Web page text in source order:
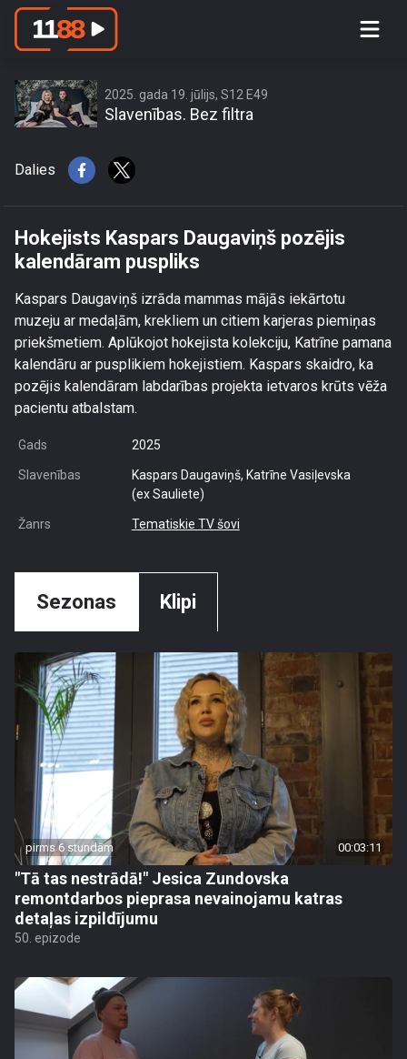
Hokejists Kaspars Daugaviņš pozējis
2025. gada 19. jūlijs, S12 E49
Slavenības. Bez filtra
Dalies
Hokejists Kaspars Daugaviņš pozējis
kalendāram puspliks
Kaspars Daugaviņš izrāda mammas mājās iekārtotu
muzeju ar medaļām, krekliem un citiem karjeras piemiņas
priekšmetiem. Aplūkojot hokejista kolekciju, Katrīne pamana
kalendāru ar pusplikiem hokejistiem. Kaspars skaidro, ka
pozējis kalendāram labdarības projekta ietvaros krūts vēža
pacientu atbalstam.
Gads 2025
Slavenības
Kaspars Daugaviņš, Katrīne Vasiļevska
(ex Sauliete)
Žanrs Tematiskie TV šovi
Sezonas Klipi
pirms 6 stundām 00:03:11
"Tā tas nestrādā!" Jesica Zundovska
remontdarbos pieprasa nevainojamu katras
detaļas izpildījumu
50. epizode